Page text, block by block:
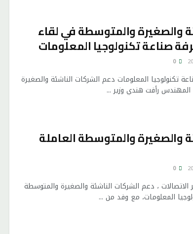
والصغيرة والمتوسطة في لقاء
صناعة تكنولوجيا المعلومات
0
تكنولوجيا المعلومات دعم الشركات الناشئة والصغيرة
رأفت هندي وزير ...
والصغيرة والمتوسطة العاملة
0
، دعم الشركات الناشئة والصغيرة والمتوسطة
المعلومات، مع وفد من ...